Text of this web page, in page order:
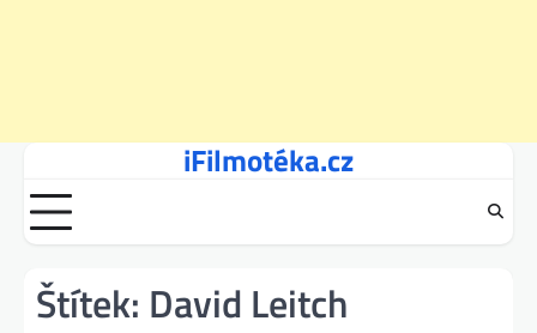
content
iFilmotéka.cz
Štítek: David Leitch